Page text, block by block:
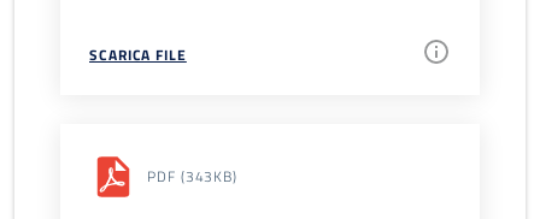
SCARICA FILE
PDF (343KB)